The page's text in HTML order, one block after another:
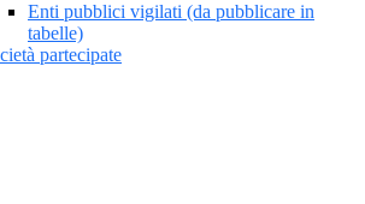
Enti pubblici vigilati (da pubblicare in
tabelle)
partecipate